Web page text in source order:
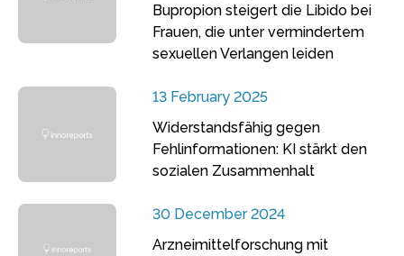
Bupropion steigert die Libido bei
Frauen, die unter vermindertem
sexuellen Verlangen leiden
13 February 2025
Widerstandsfähig gegen
Fehlinformationen: KI stärkt den
sozialen Zusammenhalt
30 December 2024
Arzneimittelforschung mit